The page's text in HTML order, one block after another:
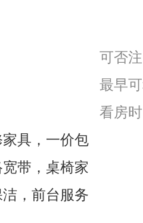
可否
最早
看房
具，一价包
带，桌椅家
，前台服务